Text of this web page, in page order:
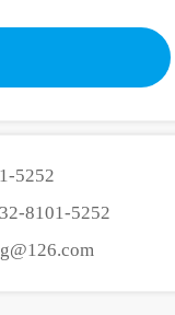
5252
8101-5252